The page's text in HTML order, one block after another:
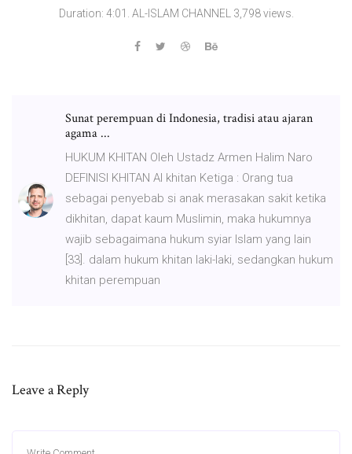
Duration: 4:01. AL-ISLAM CHANNEL 3,798 views.
Sunat perempuan di Indonesia, tradisi atau ajaran
agama ...
HUKUM KHITAN Oleh Ustadz Armen Halim Naro
DEFINISI KHITAN Al khitan Ketiga : Orang tua
sebagai penyebab si anak merasakan sakit ketika
dikhitan, dapat kaum Muslimin, maka hukumnya
wajib sebagaimana hukum syiar Islam yang lain
[33]. dalam hukum khitan laki-laki, sedangkan hukum
khitan perempuan
Leave a Reply